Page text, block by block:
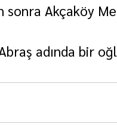
Akçaköy
adında bir